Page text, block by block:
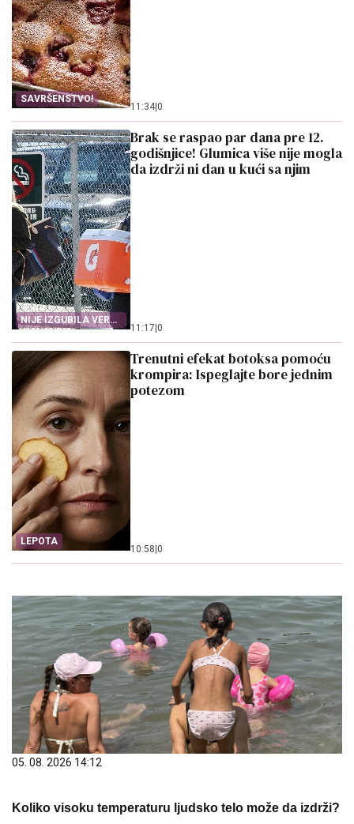
SAVRŠENSTVO!
11:34 0
NIJE IZGUBILA VERU
U LJUBAV
Brak se raspao par dana pre 12.
godišnjice! Glumica više nije mogla
da izdrži ni dan u kući sa njim
11:17 0
LEPOTA
Trenutni efekat botoksa pomoću
krompira: Ispeglajte bore jednim
potezom
10:58 0
05. 08. 2026 14:12
Koliko visoku temperaturu ljudsko telo može da izdrži?